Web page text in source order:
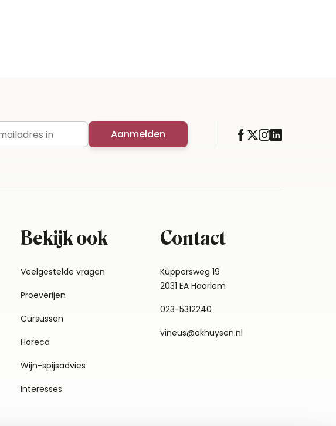
Aanmelden
Bekijk ook
Veelgestelde vragen
Proeverijen
Cursussen
Horeca
Wijn-spijsadvies
Interesses
Contact
Küppersweg 19
2031 EA Haarlem
023-5312240
vineus@okhuysen.nl